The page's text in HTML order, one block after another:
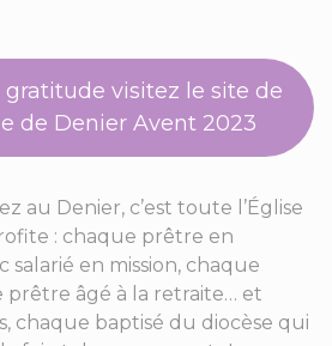
gratitude visitez le site de
de Denier Avent 2023
au Denier, c’est toute l’Église
: chaque prêtre en
salarié en mission, chaque
prêtre âgé à la retraite… et
chaque baptisé du diocèse qui